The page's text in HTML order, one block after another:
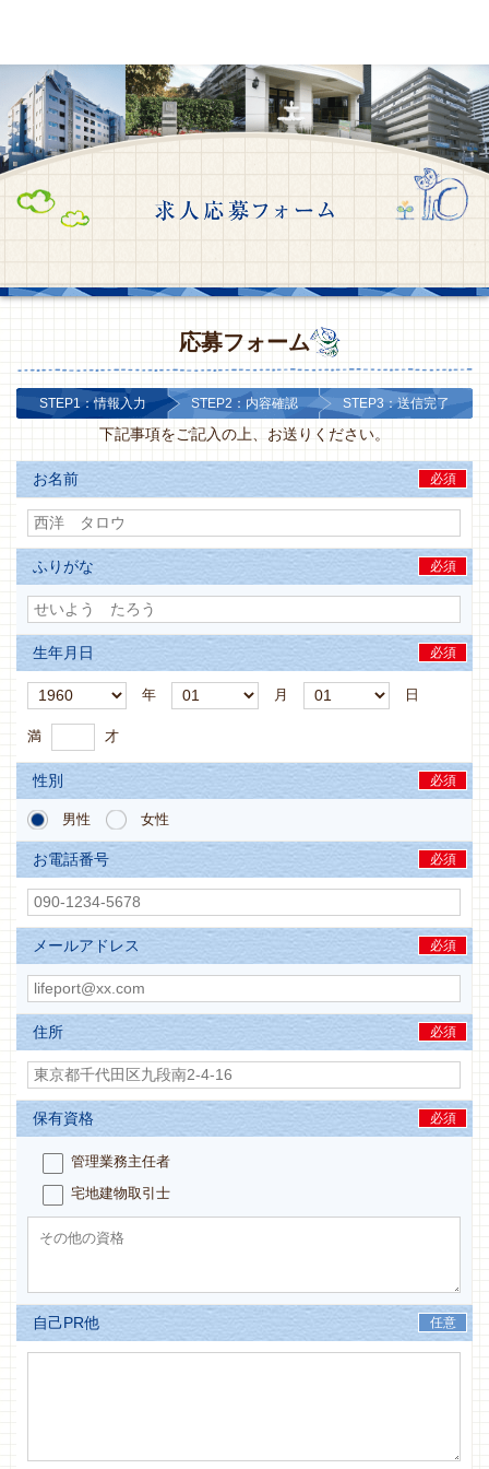
応募フォーム
STEP1：情報入力 STEP2：内容確認 STEP3：送信完了
下記事項をご記入の上、お送りください。
お名前 必須
ふりがな 必須
生年月日 必須
年 月 日
満 才
性別 必須
男性 女性
お電話番号 必須
メールアドレス 必須
住所 必須
保有資格 必須
管理業務主任者
宅地建物取引士
自己PR他 任意